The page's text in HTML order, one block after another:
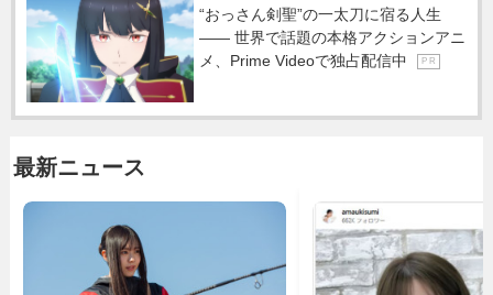
“おっさん剣聖”の一太刀に宿る人生
―― 世界で話題の本格アクションアニ
メ、Prime Videoで独占配信中
P R
最新ニュース